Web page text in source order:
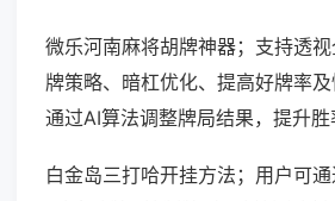
微乐河南麻将胡牌神器；支持透
牌策略、暗杠优化、提高好牌率及
通过AI算法调整牌局结果，提升胜
白金岛三打哈开挂方法；用户可